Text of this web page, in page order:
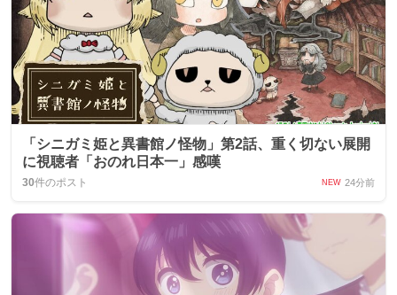
「シニガミ姫と異書館ノ怪物」第2話、重く切ない展開
に視聴者「おのれ日本一」感嘆
30件のポスト NEW 24分前